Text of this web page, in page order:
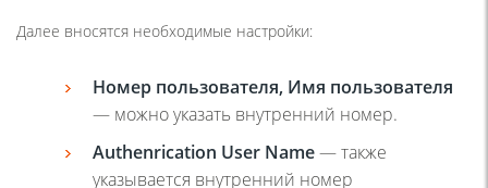
Далее вносятся необходимые настройки:
Номер пользователя, Имя пользователя
— можно указать внутренний номер.
Authenrication User Name—также
указывается внутренний номер